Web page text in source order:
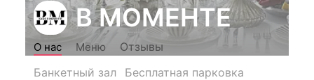
В МОМЕНТЕ
О нас Меню
Отзывы
Банкетный зал
Бесплатная парковка